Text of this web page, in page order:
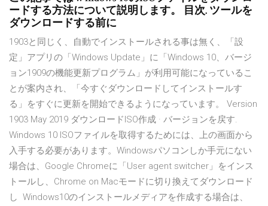
ードする方法について説明します。 目次. ツールを
ダウンロードする前に
1903と同じく、自動でインストールされる事は無く、「設
定」アプリの「Windows Update」に「Windows 10、バージ
ョン1909の機能更新プログラム」が利用可能になっているこ
とが案内され、「今すぐダウンロードしてインストールす
る」をすぐに更新を開始できるようになっています。 Version
1903 May 2019 ダウンロードISO作成 · バージョンを戻す.
Windows 10 ISOファイルを取得するためには、上の画面から
入手する必要があります。Windowsパソコンしか手元にない
場合は、Google Chromeに「User agent switcher」をインス
トールし、Chrome on Macモードに切り換えてダウンロード
し Windows10のインストールメディアを作成する場合は、